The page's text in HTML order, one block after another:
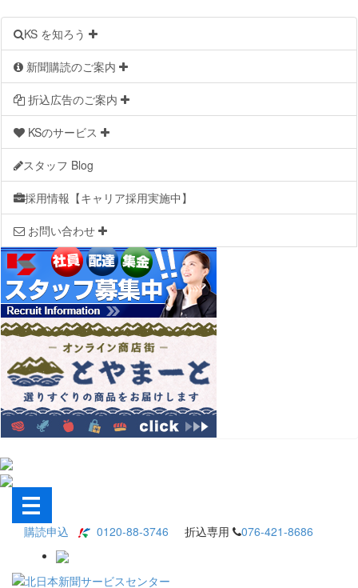
KS を知ろう
新聞購読のご案内
折込広告のご案内
KSのサービス
スタッフ Blog
採用情報【キャリア採用実施中】
お問い合わせ
購読申込 0120-88-3746 折込専用 076-421-8686